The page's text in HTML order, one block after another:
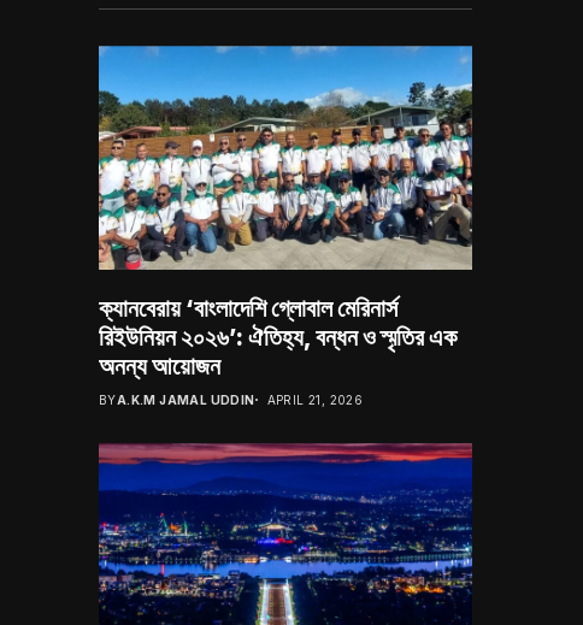
ক্যানবেরায় ‘বাংলাদেশি গ্লোবাল মেরিনার্স
রিইউনিয়ন ২০২৬’: ঐতিহ্য, বন্ধন ও স্মৃতির এক
অনন্য আয়োজন
BYA.K.M JAMAL UDDIN APRIL 21, 2026